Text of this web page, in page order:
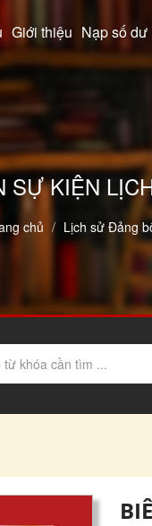
Giới thiệu Nạp số dư
SỰ KIỆN
chủ Lịch sử Đảng